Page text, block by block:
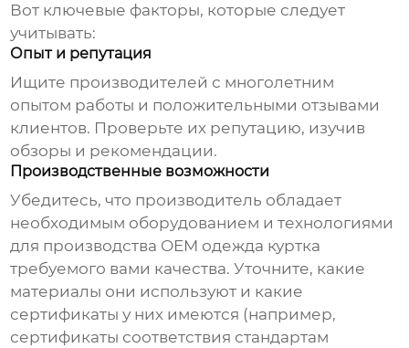
Вот ключевые факторы, которые следует
учитывать:
Опыт и репутация
Ищите производителей с многолетним
опытом работы и положительными отзывами
клиентов. Проверьте их репутацию, изучив
обзоры и рекомендации.
Производственные возможности
Убедитесь, что производитель обладает
необходимым оборудованием и технологиями
для производства OEM одежда куртка
требуемого вами качества. Уточните, какие
материалы они используют и какие
сертификаты у них имеются (например,
сертификаты соответствия стандартам